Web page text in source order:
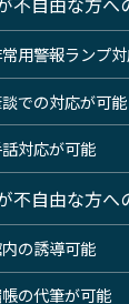
用警報ランプ
での対応が可能
対応が可能
不自由な方へ
の誘導可能
の代筆が可能